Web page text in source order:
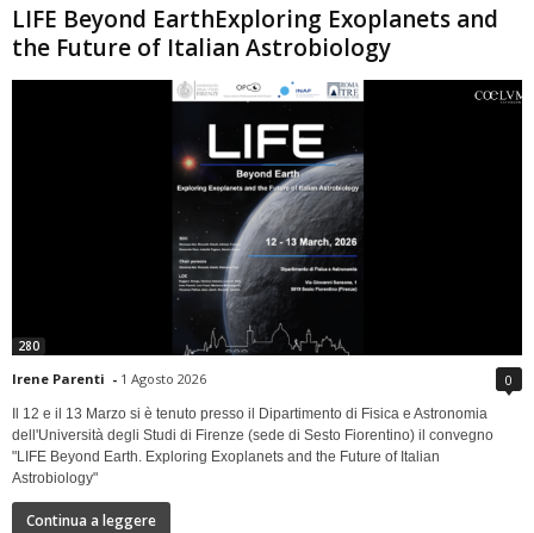
LIFE Beyond EarthExploring Exoplanets and
the Future of Italian Astrobiology
280
Irene Parenti - 1 Agosto 2026 0
Il 12 e il 13 Marzo si è tenuto presso il Dipartimento di Fisica e Astronomia
dell'Università degli Studi di Firenze (sede di Sesto Fiorentino) il convegno
"LIFE Beyond Earth. Exploring Exoplanets and the Future of Italian
Astrobiology"
Continua a leggere